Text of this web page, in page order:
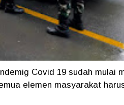
Covid 19 sudah mulai
elemen masyarakat